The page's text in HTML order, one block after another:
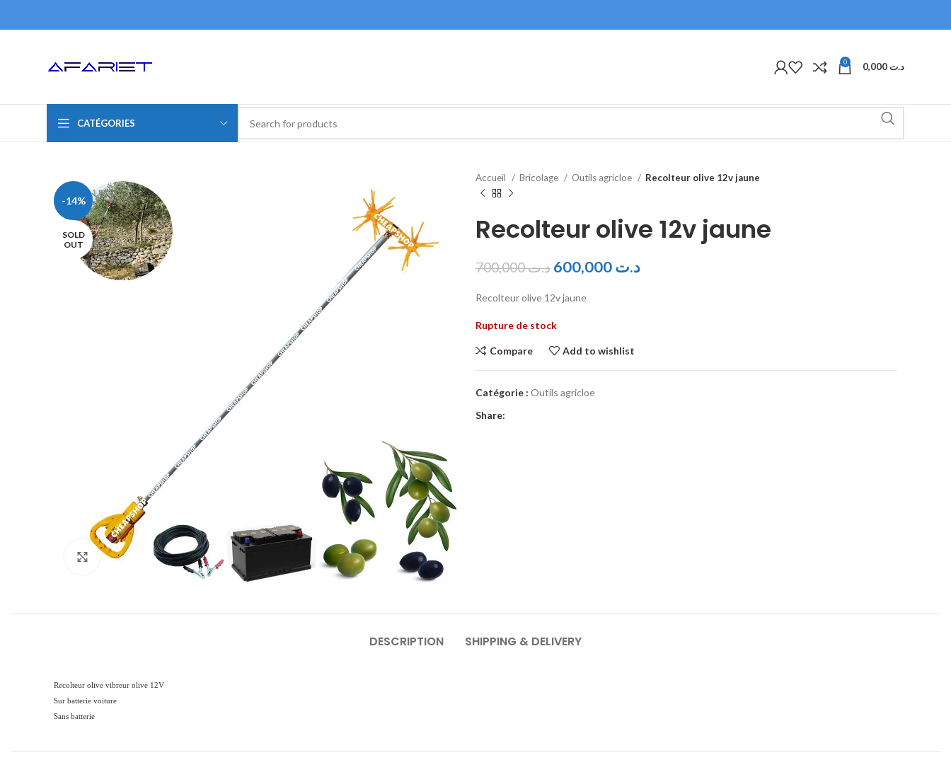
0 د.ت
CATÉGORIES
-14%
SOLD
OUT
Click to enlarge
Accueil Bricolage Outils agricloe Recolteur olive 12v jaune
Recolteur olive 12v jaune
د.ت700,000 د.ت
Recolteur olive 12v jaune
Rupture de stock
Compare Add to wishlist
Catégorie : Outils agricloe
Share:
DESCRIPTION SHIPPING & DELIVERY
Recolteur olive vibreur olive 12V
Sur batterie voiture
Sans batterie